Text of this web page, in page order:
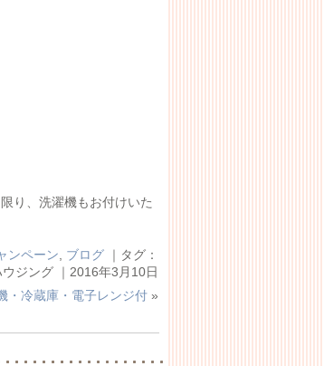
り、洗濯機もお付けいた
ンペーン, ブログ｜タグ：
ジング ｜2016年3月10日
冷蔵庫・電子レンジ付»